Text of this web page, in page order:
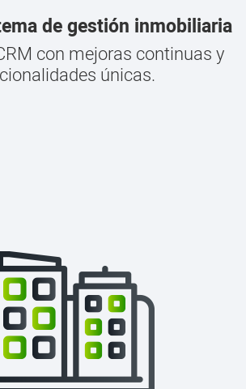
de gestión inmobiliaria
con mejoras continuas y
únicas.